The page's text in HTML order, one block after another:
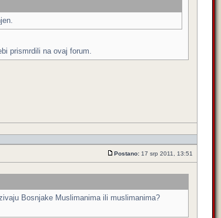
prismrdili na ovaj forum.
Postano: 17 srp 2011, 13:51
Bosnjake Muslimanima ili muslimanima?